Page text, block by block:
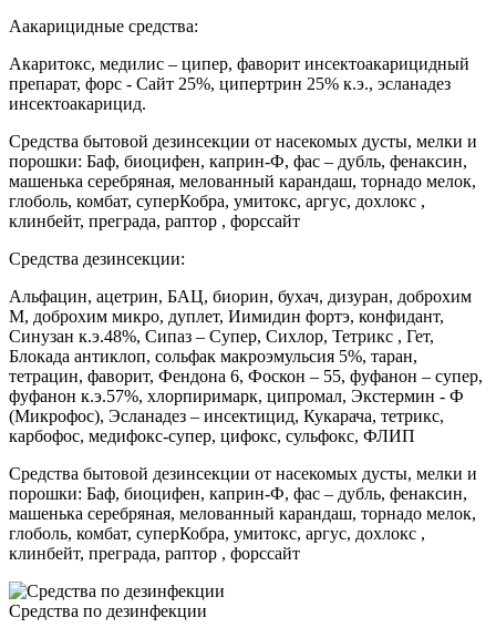
Аакарицидные средства:
Акаритокс, медилис – ципер, фаворит инсектоакарицидный
препарат, форс - Сайт 25%, ципертрин 25% к.э., эсланадез
инсектоакарицид.
Средства бытовой дезинсекции от насекомых дусты, мелки и
порошки: Баф, биоцифен, каприн-Ф, фас – дубль, фенаксин,
машенька серебряная, мелованный карандаш, торнадо мелок,
глоболь, комбат, суперКобра, умитокс, аргус, дохлокс ,
клинбейт, преграда, раптор , форссайт
Средства дезинсекции:
Альфацин, ацетрин, БАЦ, биорин, бухач, дизуран, доброхим
М, доброхим микро, дуплет, Иимидин фортэ, конфидант,
Синузан к.э.48%, Сипаз – Супер, Сихлор, Тетрикс , Гет,
Блокада антиклоп, сольфак макроэмульсия 5%, таран,
тетрацин, фаворит, Фендона 6, Фоскон – 55, фуфанон – супер,
фуфанон к.э.57%, хлорпиримарк, ципромал, Экстермин - Ф
(Микрофос), Эсланадез – инсектицид, Кукарача, тетрикс,
карбофос, медифокс-супер, цифокс, сульфокс, ФЛИП
Средства бытовой дезинсекции от насекомых дусты, мелки и
порошки: Баф, биоцифен, каприн-Ф, фас – дубль, фенаксин,
машенька серебряная, мелованный карандаш, торнадо мелок,
глоболь, комбат, суперКобра, умитокс, аргус, дохлокс ,
клинбейт, преграда, раптор , форссайт
Средства по дезинфекции